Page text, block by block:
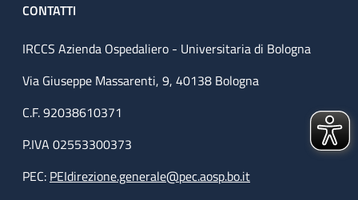
CONTATTI
IRCCS Azienda Ospedaliero - Universitaria di Bologna
Via Giuseppe Massarenti, 9, 40138 Bologna
C.F. 92038610371
P.IVA 02553300373
PEC: PEIdirezione.generale@pec.aosp.bo.it